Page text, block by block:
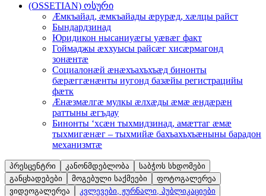
(OSSETIAN) ოსური
Æмкъайад, æмкъайады æрурæд, хæлцы райст
Бындардзинад
Юридикон нысаниуæгы уæвæг факт
Гоймаджы æххуысы райсæг хисæрмагонд
зонæнтæ
Социалонæй æнæхъахъхъæд бинонты
бæрæггæнæнты иугонд базæйы регистрацийы
фæтк
Æнæзмæлгæ мулкы æлхæды æмæ æндæрæн
раттыны æгъдау
Бинонты ‘хсæн тыхмидзинад, амæттаг æмæ
тыхмигæнæг – тыхмийæ бахъахъхъæныны барадон
механизмтæ
პრესცენტრი კანონმდებლობა
საბჭოს სხდომები
განცხადებები
მოგებული საქმეები
ფოტოგალერეა
ვიდეოგალერეა
კვლევები, ჟურნალი, პუბლიკაციები